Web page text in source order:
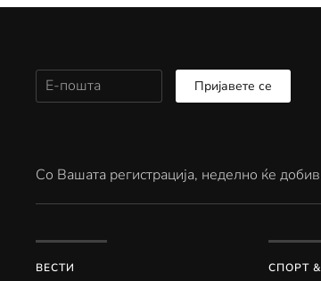
Пријавете се
Со Вашата регистрација, неделно ќе
ВЕСТИ СПОРТ